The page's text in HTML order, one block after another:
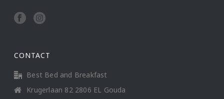
CONTACT
Best Bed and Breakfast
Krugerlaan 82 2806 EL Gouda